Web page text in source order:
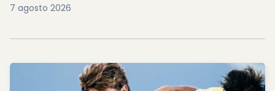
7 agosto 2026